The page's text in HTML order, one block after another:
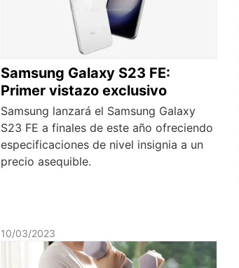
Samsung Galaxy S23 FE:
Primer vistazo exclusivo
Samsung lanzará el Samsung Galaxy
S23 FE a finales de este año ofreciendo
especificaciones de nivel insignia a un
precio asequible.
10/03/2023